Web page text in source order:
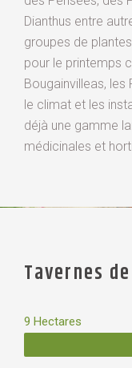
Dianthus entre
groupes de
pour le printemps
Bougainvilleas, les
le climat et les
déjà une gamme
médicinales et
Tavernes
9 Hectares